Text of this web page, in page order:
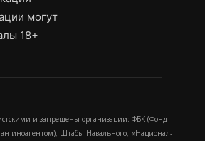
могут
18+
и запрещены организации: ФБК (Фонд
иноагентом), Штабы Навального, «Национал-